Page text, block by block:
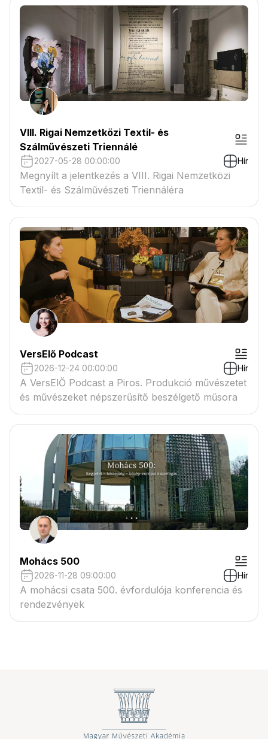
VIII. Rigai Nemzetközi Textil- és
Szálművészeti Triennálé
2027-05-28 00:00:00 Hír
Megnyílt a jelentkezés a VIII. Rigai Nemzetközi
Textil- és Szálművészeti Triennáléra
VersElő Podcast
2026-12-24 00:00:00 Hír
A VersElŐ Podcast a Piros. Produkció művészetet
és művészeket népszerűsítő beszélgető műsora
Mohács 500
2026-11-28 09:00:00 Hír
A mohácsi csata 500. évfordulója konferencia és
rendezvények